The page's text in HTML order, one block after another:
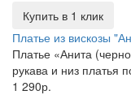
Купить в 1 клик
Платье из вискозы
Платье «Анита
рукава и низ платья
1 290р.